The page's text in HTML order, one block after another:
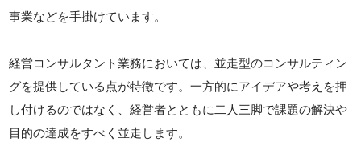
事業などを手掛けています。
経営コンサルタント業務においては、並走型のコンサルティン
グを提供している点が特徴です。一方的にアイデアや考えを押
し付けるのではなく、経営者とともに二人三脚で課題の解決や
目的の達成をすべく並走します。